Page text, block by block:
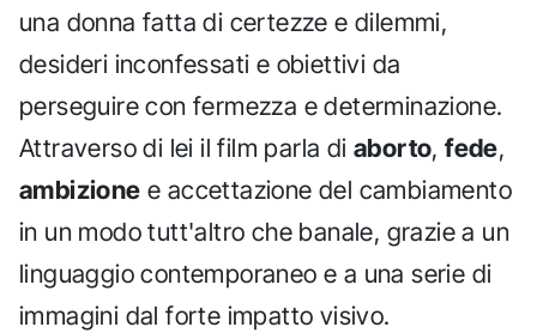
una donna fatta di certezze e dilemmi,
desideri inconfessati e obiettivi da
perseguire con fermezza e determinazione.
Attraverso di lei il film parla di aborto,fede,
ambizione e accettazione del cambiamento
in un modo tutt'altro che banale, grazie a un
linguaggio contemporaneo e a una serie di
immagini dal forte impatto visivo.